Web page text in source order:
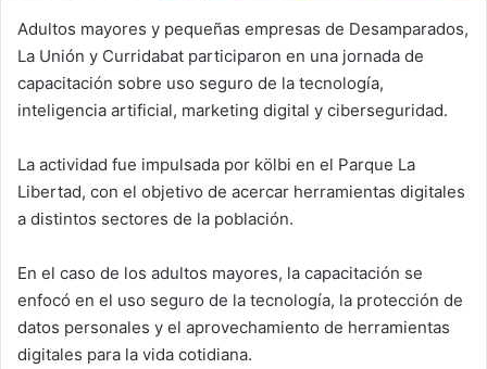
Adultos mayores y pequeñas empresas de Desamparados,
La Unión y Curridabat participaron en una jornada de
capacitación sobre uso seguro de la tecnología,
inteligencia artificial, marketing digital y ciberseguridad.
La actividad fue impulsada por kölbi en el Parque La
Libertad, con el objetivo de acercar herramientas digitales
a distintos sectores de la población.
En el caso de los adultos mayores, la capacitación se
enfocó en el uso seguro de la tecnología, la protección de
datos personales y el aprovechamiento de herramientas
digitales para la vida cotidiana.